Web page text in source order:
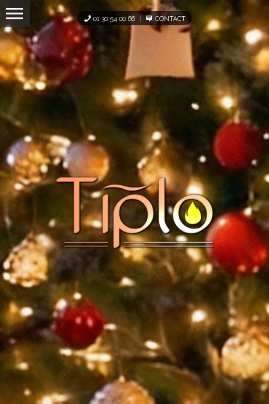
Panneau de gestion des cookies
01 30 54 00 66 CONTACT